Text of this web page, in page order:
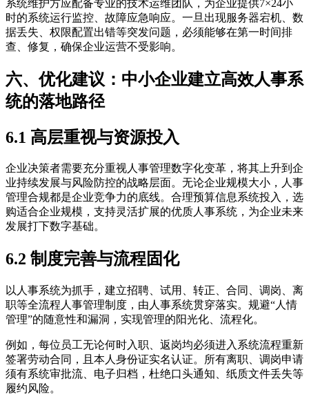
系统维护方应配备专业的技术运维团队，为企业提供7×24小
时的系统运行监控、故障应急响应。一旦出现服务器宕机、数
据丢失、权限配置出错等突发问题，必须能够在第一时间排
查、修复，确保企业运营不受影响。
六、优化建议：中小企业建立高效人事系
统的落地路径
6.1 高层重视与资源投入
企业决策者需要充分重视人事管理数字化变革，将其上升到企
业持续发展与风险防控的战略层面。无论企业规模大小，人事
管理合规都是企业竞争力的底线。合理预算信息系统投入，选
购适合企业规模，支持灵活扩展的优质人事系统，为企业未来
发展打下数字基础。
6.2 制度完善与流程固化
以人事系统为抓手，建立招聘、试用、转正、合同、调岗、离
职等全流程人事管理制度，由人事系统贯穿落实。规避“人情
管理”的随意性和漏洞，实现管理的阳光化、流程化。
例如，每位员工无论何时入职、返岗均必须进入系统流程重新
签署劳动合同，且本人身份证实名认证。所有离职、调岗申请
须有系统审批流、电子归档，杜绝口头通知、纸质文件丢失等
履约风险。